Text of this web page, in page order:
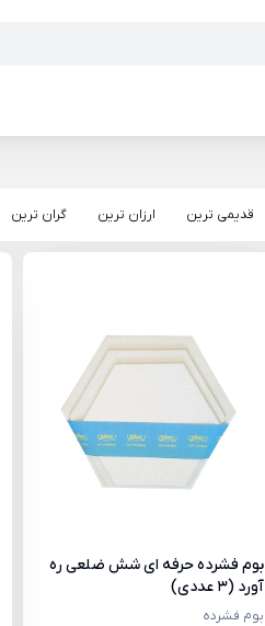
قدیمی ترین ارزان ترین گران ترین
بوم فشرده حرفه ای شش ضلعی ره
آورد (3 عددی)
بوم فشرده